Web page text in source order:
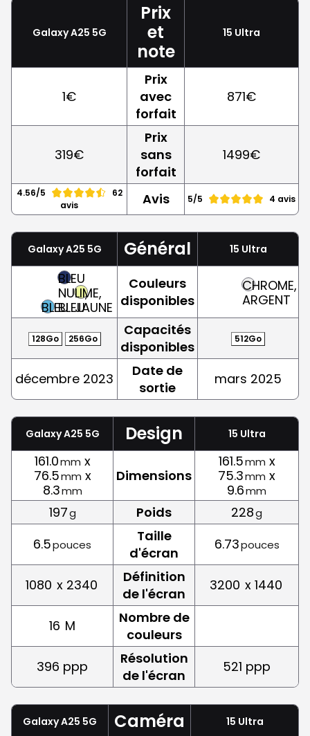
Galaxy A25 5G
Prix
et
note
15 Ultra
1€
Prix
avec
forfait
871€
319€
Prix
sans
forfait
1499€
4.56/5
62
avis
Avis 5/5 4 avis
Galaxy A25 5G Général 15 Ultra
BLEU
BLEU
NUIT,
BLEU
LIME,
JAUNE
Couleurs
disponibles
CHROME,
ARGENT
128Go 256Go
Capacités
disponibles
512Go
décembre 2023
Date de
sortie
mars 2025
Galaxy A25 5G Design 15 Ultra
161.0mm x
76.5mm x
8.3mm
Dimensions
161.5mm x
75.3mm x
9.6mm
197g Poids 228g
6.5pouces
Taille
d'écran
6.73pouces
1080 x 2340
Définition
de l'écran
3200 x 1440
16 M
Nombre de
couleurs
396 ppp
Résolution
de l'écran
521 ppp
Galaxy A25 5G Caméra 15 Ultra